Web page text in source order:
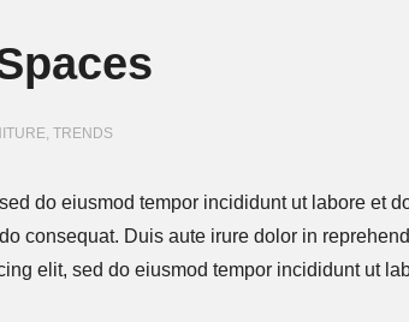
, TRENDS
do eiusmod tempor incididunt ut labore et
consequat. Duis aute irure dolor in
elit, sed do eiusmod tempor incididunt ut